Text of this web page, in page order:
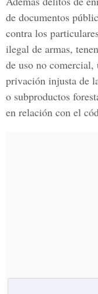
de documentos
contra los
ilegal de armas,
de uso no
privación injusta de
o subproductos
en relación con el